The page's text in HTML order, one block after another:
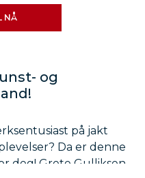
NÅ
og
på jakt
Da er denne
deg! Grete Gulliksen